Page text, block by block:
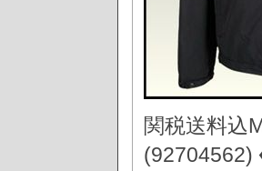
関税送料込